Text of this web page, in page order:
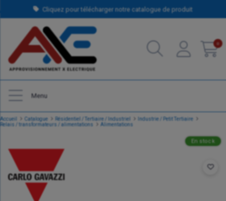
Cliquez pour télécharger notre catalogue de produit
0
Menu
Accueil Catalogue Résidentiel / Tertiaire / Industriel
Industrie / Petit Tertiaire
Relais / transformateurs / alimentations
Alimentations
En stock